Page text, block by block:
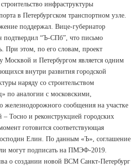
инфраструктуры
в Петербургском транспортном узле.
поддержал. Вице-губернатор
подтвердил “Ъ-СПб”, что письмо
При этом, по его словам, проект
Москвой и Петербургом является одним
внутри развития городской
наряду со строительством
по аналогии с московскими,
железнодорожного сообщения на участке
– Тосно и реконструкцией городских
готовится соответствующая
Елин. По данным «Ъ», соглашение
могут подписать на ПМЭФ-2019.
о создании новой ВСМ Санкт-Петербург